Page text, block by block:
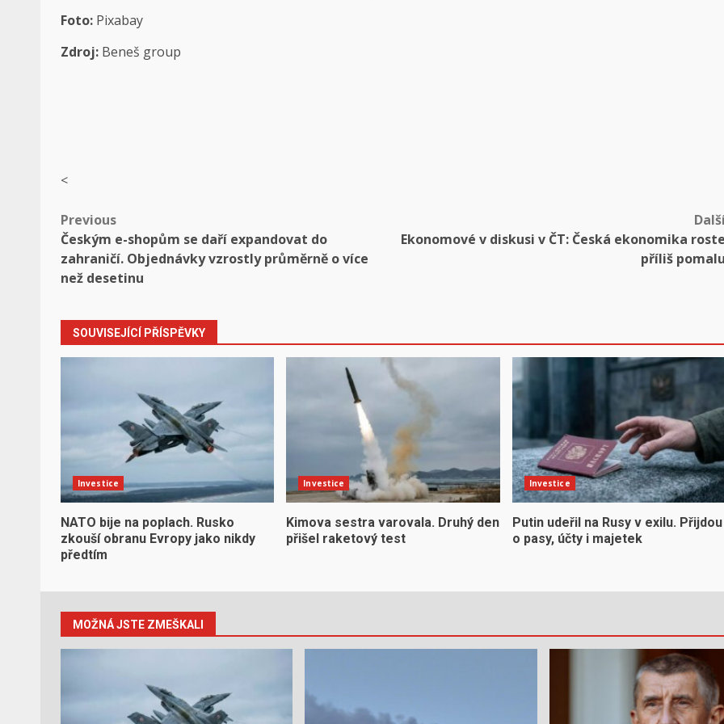
Foto: Pixabay
Zdroj: Beneš group
<
Post
navigation
Previous
Českým e-shopům se daří expandovat do
zahraničí. Objednávky vzrostly průměrně o více
než desetinu
Ekonomové v diskusi v ČT: Česká ekonomika roste
příliš pomalu
SOUVISEJÍCÍ PŘÍSPĚVKY
Investice
NATO bije na poplach. Rusko
zkouší obranu Evropy jako nikdy
předtím
Investice
Kimova sestra varovala. Druhý den
přišel raketový test
Investice
Putin udeřil na Rusy v exilu. Přijdou
o pasy, účty i majetek
MOŽNÁ JSTE ZMEŠKALI